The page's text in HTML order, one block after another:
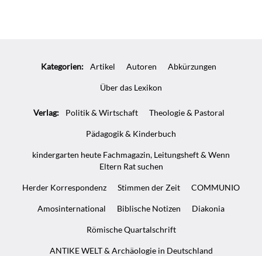
InfosKategorien: Artikel Autoren Abkürzungen
Über das Lexikon
Verlag: Politik & Wirtschaft Theologie & Pastoral
Pädagogik & Kinderbuch
kindergarten heute Fachmagazin, Leitungsheft & Wenn
Eltern Rat suchen
Herder Korrespondenz Stimmen der Zeit COMMUNIO
Amosinternational Biblische Notizen Diakonia
Römische Quartalschrift
ANTIKE WELT & Archäologie in Deutschland